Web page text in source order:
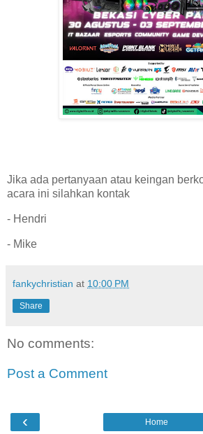
Jika ada pertanyaan atau keingan
acara ini silahkan kontak
- Hendri
- Mike
fankychristian at 10:00 PM
Share
No comments:
Post a Comment
‹ Home